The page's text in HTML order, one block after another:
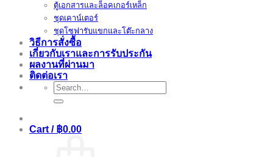
ตู้เอกสารและล็อคเกอร์เหล็ก
ชุดเคาน์เตอร์
ชุดโซฟารับแขกและโต๊ะกลาง
วิธีการสั่งซื้อ
เกี่ยวกับเราและการรับประกัน
ผลงานที่ผ่านมา
ติดต่อเรา
Search
for:
Cart / ฿0.00